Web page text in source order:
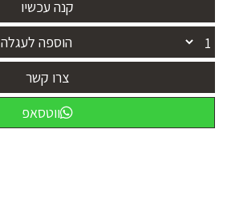
הוספה לעגלה
ווטסאפ